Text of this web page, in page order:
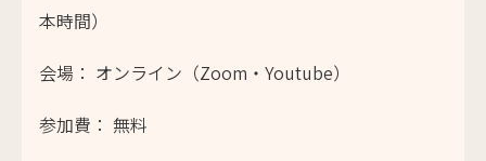
本時間）
会場： オンライン（Zoom・Youtube）
参加費： 無料